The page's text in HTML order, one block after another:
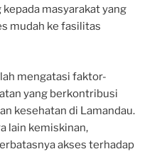
masyarakat yang
mudah ke fasilitas
mengatasi faktor-
yang berkontribusi
kesehatan di Lamandau.
lain kemiskinan,
akses terhadap